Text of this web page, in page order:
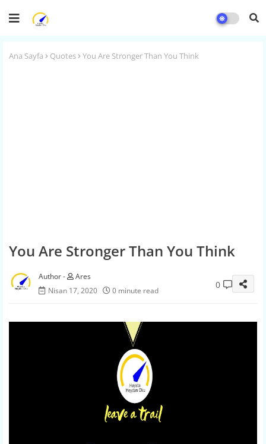
Ana Sayfa Quotes You Are Stronger Than You Think
You Are Stronger Than You Think
Ares
Nisan 17, 2020
0 minute read
0